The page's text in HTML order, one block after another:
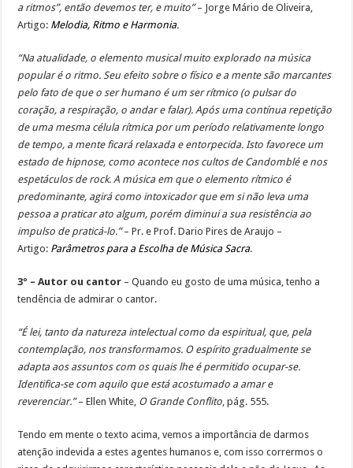
a ritmos”, então devemos ter, e muito”– Jorge Mário de Oliveira,
Artigo: Melodia, Ritmo e Harmonia.
“Na atualidade, o elemento musical muito explorado na música
popular é o ritmo. Seu efeito sobre o físico e a mente são marcantes
pelo fato de que o ser humano é um ser rítmico (o pulsar do
coração, a respiração, o andar e falar). Após uma contínua repetição
de uma mesma célula rítmica por um período relativamente longo
de tempo, a mente ficará relaxada e entorpecida. Isto favorece um
estado de hipnose, como acontece nos cultos de Candomblé e nos
espetáculos de rock. A música em que o elemento rítmico é
predominante, agirá como intoxicador que em si não leva uma
pessoa a praticar ato algum, porém diminui a sua resistência ao
impulso de praticá-lo.”– Pr. e Prof. Dario Pires de Araujo –
Artigo: Parâmetros para a Escolha de Música Sacra.
3º – Autor ou cantor – Quando eu gosto de uma música, tenho a
tendência de admirar o cantor.
“É lei, tanto da natureza intelectual como da espiritual, que, pela
contemplação, nos transformamos. O espírito gradualmente se
adapta aos assuntos com os quais lhe é permitido ocupar-se.
Identifica-se com aquilo que está acostumado a amar e
reverenciar.”– Ellen White, O Grande Conflito , pág. 555.
Tendo em mente o texto acima, vemos a importância de darmos
atenção indevida a estes agentes humanos e, com isso corrermos o